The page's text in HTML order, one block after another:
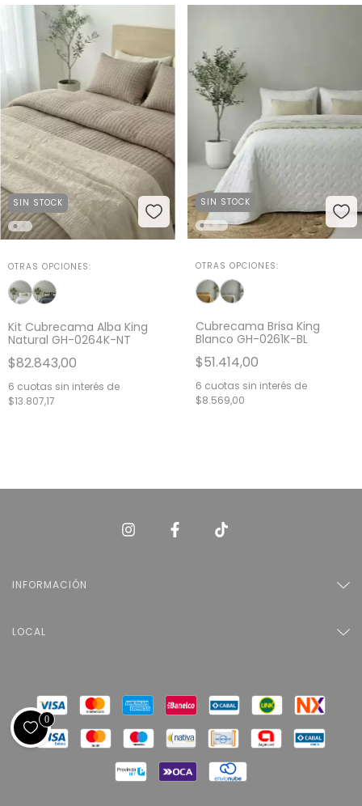
SIN STOCK
OTRAS OPCIONES:
Kit Cubrecama Alba King
Natural GH-0264K-NT
$82.843,00
6 cuotas sin interés de
$13.807,17
SIN STOCK
OTRAS OPCIONES:
Cubrecama Brisa King
Blanco GH-0261K-BL
$51.414,00
6 cuotas sin interés de
$8.569,00
INFORMACIÓN
LOCAL
0